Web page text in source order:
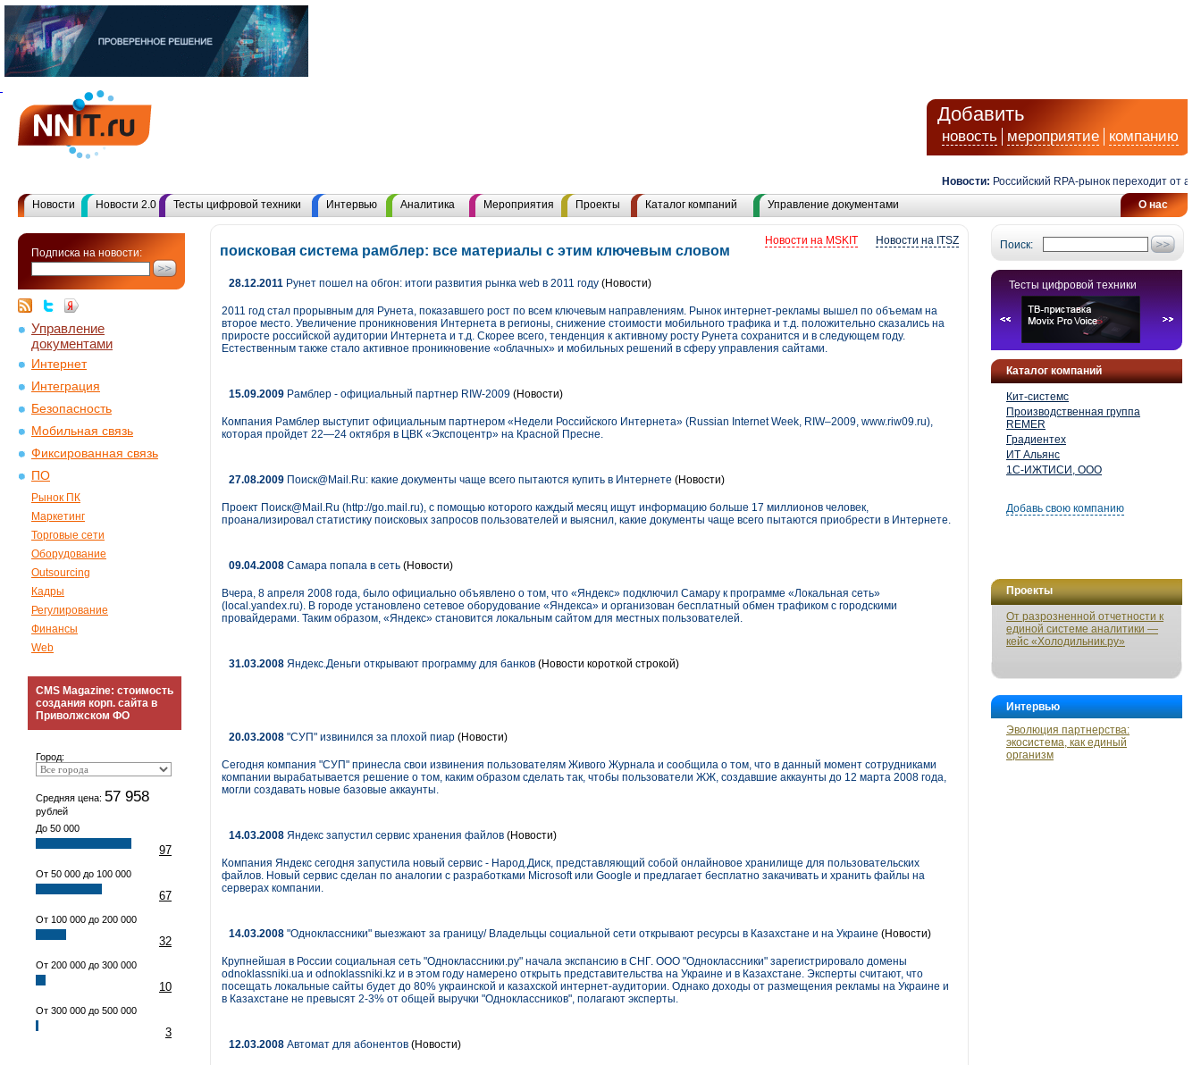
Добавить
новость мероприятие компанию
Новости: Российский RPA-рынок переходит от
О нас
Новости Новости 2.0 Тесты цифровой техники Интервью Аналитика Мероприятия Проекты Каталог компаний Управление документами
Подписка на новости:
Управление
документами
Интернет
Интеграция
Безопасность
Мобильная связь
Фиксированная связь
ПО
Рынок ПК
Маркетинг
Торговые сети
Оборудование
Outsourcing
Кадры
Регулирование
Финансы
Web
CMS Magazine: стоимость
создания корп. сайта в
Приволжском ФО
Город:
Средняя цена: 57 958
рублей
До 50 000
97
От 50 000 до 100 000
67
От 100 000 до 200 000
32
От 200 000 до 300 000
10
От 300 000 до 500 000
3
Поиск:
Тесты цифровой техники
Каталог компаний
Кит-системс
Производственная группа
REMER
Градиентех
ИТ Альянс
1С-ИЖТИСИ, ООО
Добавь свою компанию
Проекты
От разрозненной отчетности к
единой системе аналитики —
кейс «Холодильник.ру»
Интервью
Эволюция партнерства:
экосистема, как единый
организм
Новости на ITSZ
Новости на MSKIT
поисковая система рамблер: все материалы с этим ключевым словом
28.12.2011 Рунет пошел на обгон: итоги развития рынка web в 2011 году (Новости)
2011 год стал прорывным для Рунета, показавшего рост по всем ключевым направлениям. Рынок интернет-рекламы вышел по объемам на
второе место. Увеличение проникновения Интернета в регионы, снижение стоимости мобильного трафика и т.д. положительно сказались на
приросте российской аудитории Интернета и т.д. Скорее всего, тенденция к активному росту Рунета сохранится и в следующем году.
Естественным также стало активное проникновение «облачных» и мобильных решений в сферу управления сайтами.
15.09.2009 Рамблер - официальный партнер RIW-2009 (Новости)
Компания Рамблер выступит официальным партнером «Недели Российского Интернета» (Russian Internet Week, RIW–2009, www.riw09.ru),
которая пройдет 22—24 октября в ЦВК «Экспоцентр» на Красной Пресне.
27.08.2009 Поиск@Mail.Ru: какие документы чаще всего пытаются купить в Интернете (Новости)
Проект Поиск@Mail.Ru (http://go.mail.ru), с помощью которого каждый месяц ищут информацию больше 17 миллионов человек,
проанализировал статистику поисковых запросов пользователей и выяснил, какие документы чаще всего пытаются приобрести в Интернете.
09.04.2008 Самара попала в сеть (Новости)
Вчера, 8 апреля 2008 года, было официально объявлено о том, что «Яндекс» подключил Самару к программе «Локальная сеть»
(local.yandex.ru). В городе установлено сетевое оборудование «Яндекса» и организован бесплатный обмен трафиком с городскими
провайдерами. Таким образом, «Яндекс» становится локальным сайтом для местных пользователей.
31.03.2008 Яндекс.Деньги открывают программу для банков (Новости короткой строкой)
20.03.2008 "СУП" извинился за плохой пиар (Новости)
Сегодня компания "СУП" принесла свои извинения пользователям Живого Журнала и сообщила о том, что в данный момент сотрудниками
компании вырабатывается решение о том, каким образом сделать так, чтобы пользователи ЖЖ, создавшие аккаунты до 12 марта 2008 года,
могли создавать новые базовые аккаунты.
14.03.2008 Яндекс запустил сервис хранения файлов (Новости)
Компания Яндекс сегодня запустила новый сервис - Народ.Диск, представляющий собой онлайновое хранилище для пользовательских
файлов. Новый сервис сделан по аналогии с разработками Microsoft или Google и предлагает бесплатно закачивать и хранить файлы на
серверах компании.
14.03.2008 "Одноклассники" выезжают за границу/ Владельцы социальной сети открывают ресурсы в Казахстане и на Украине (Новости)
Крупнейшая в России социальная сеть "Одноклассники.ру" начала экспансию в СНГ. ООО "Одноклассники" зарегистрировало домены
odnoklassniki.ua и odnoklassniki.kz и в этом году намерено открыть представительства на Украине и в Казахстане. Эксперты считают, что
посещать локальные сайты будет до 80% украинской и казахской интернет-аудитории. Однако доходы от размещения рекламы на Украине и
в Казахстане не превысят 2-3% от общей выручки "Одноклассников", полагают эксперты.
12.03.2008 Автомат для абонентов (Новости)